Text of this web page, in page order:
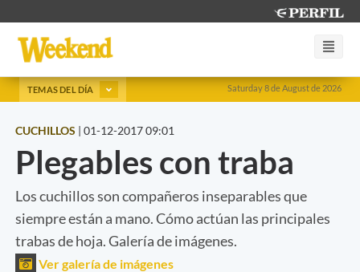
Saturday 8 de August de 2026
TEMAS DEL DÍA
CUCHILLOS | 01-12-2017 09:01
Plegables con traba
Los cuchillos son compañeros inseparables que
siempre están a mano. Cómo actúan las principales
trabas de hoja. Galería de imágenes.
Ver galería de imágenes